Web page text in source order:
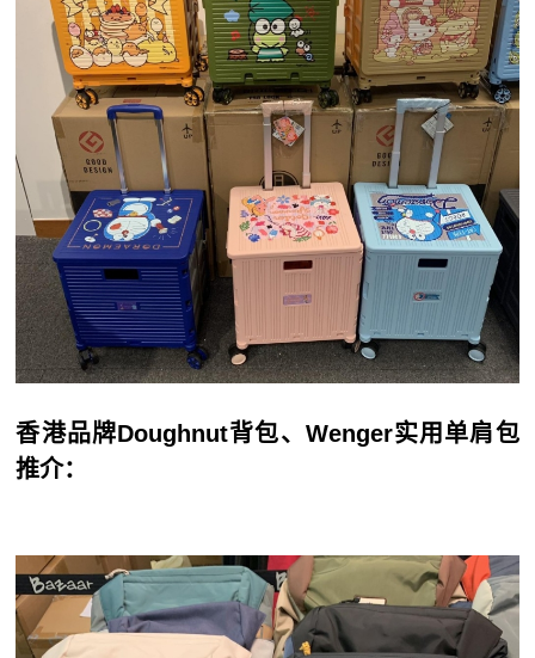
香港品牌Doughnut背包、Wenger实用单肩包
推介：